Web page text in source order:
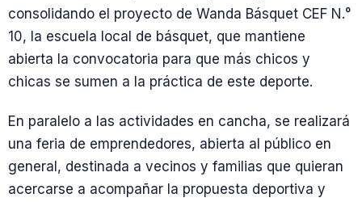
consolidando el proyecto de Wanda Básquet CEF N.°
10, la escuela local de básquet, que mantiene
abierta la convocatoria para que más chicos y
chicas se sumen a la práctica de este deporte.
En paralelo a las actividades en cancha, se realizará
una feria de emprendedores, abierta al público en
general, destinada a vecinos y familias que quieran
acercarse a acompañar la propuesta deportiva y